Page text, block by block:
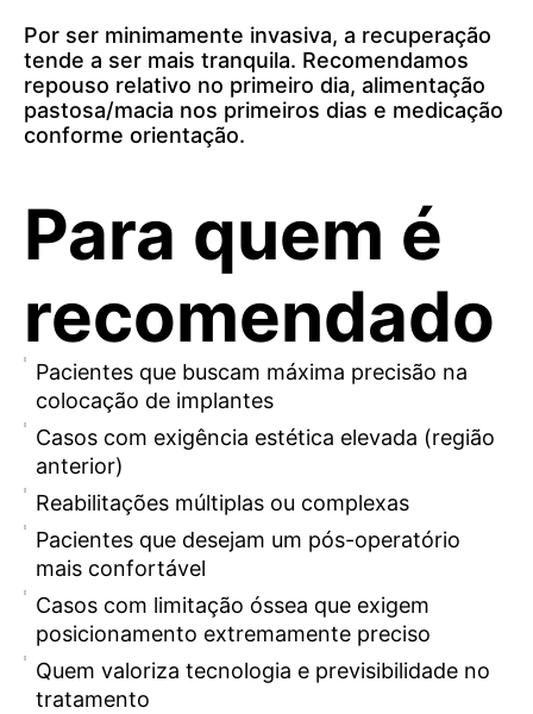
Por ser minimamente invasiva, a recuperação
tende a ser mais tranquila. Recomendamos
repouso relativo no primeiro dia, alimentação
pastosa/macia nos primeiros dias e medicação
conforme orientação.
_
Para quem é
recomendado
Pacientes que buscam máxima precisão na
colocação de implantes
Casos com exigência estética elevada (região
anterior)
Reabilitações múltiplas ou complexas
Pacientes que desejam um pós-operatório
mais confortável
Casos com limitação óssea que exigem
posicionamento extremamente preciso
Quem valoriza tecnologia e previsibilidade no
tratamento